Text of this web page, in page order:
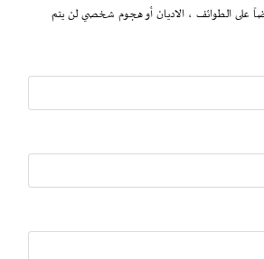
على الطوائف ، الاديان أو هجوم شخصي لن يتم